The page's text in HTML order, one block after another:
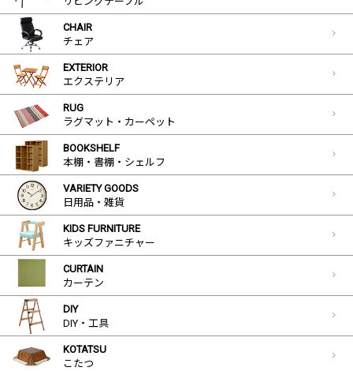
CHAIR
チェア
EXTERIOR
エクステリア
RUG
ラグマット・カーペット
BOOKSHELF
本棚・書棚・シェルフ
VARIETY GOODS
日用品・雑貨
KIDS FURNITURE
キッズファニチャー
CURTAIN
カーテン
DIY
DIY・工具
KOTATSU
こたつ